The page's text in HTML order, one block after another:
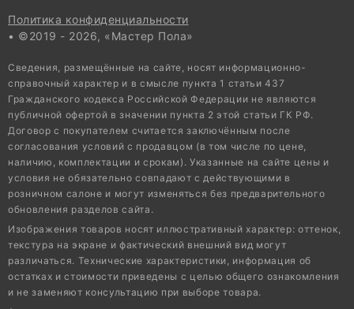
Политика конфиденциальности
• ©2019 - 2026, «Мастер Пола»
Сведения, размещённые на сайте, носят информационно-
справочный характер и в смысле пункта 1 статьи 437
Гражданского кодекса Российской Федерации не являются
публичной офертой в значении пункта 2 этой статьи ГК РФ.
Договор с покупателем считается заключённым после
согласования условий с продавцом (в том числе по цене,
наличию, комплектации и срокам). Указанные на сайте цены и
условия не обязательно совпадают с действующими в
розничном салоне и могут изменяться без предварительного
обновления разделов сайта.
Изображения товаров носят иллюстративный характер: оттенок,
текстура на экране и фактический внешний вид могут
различаться. Технические характеристики, информация об
остатках и стоимости приведены с целью общего ознакомления
и не заменяют консультацию при выборе товара.